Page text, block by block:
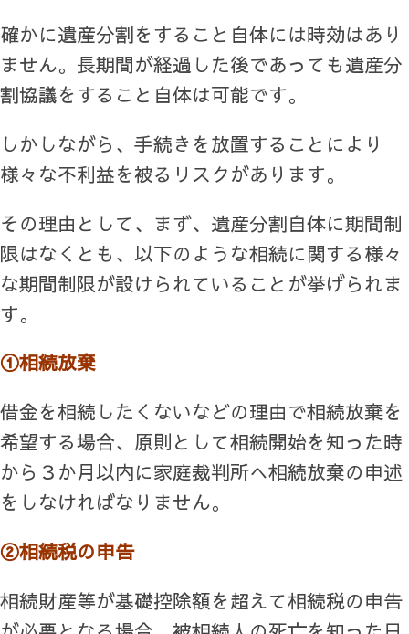
確かに遺産分割をすること自体には時効はあり
ません。長期間が経過した後であっても遺産分
割協議をすること自体は可能です。
しかしながら、手続きを放置することにより
様々な不利益を被るリスクがあります。
その理由として、まず、遺産分割自体に期間制
限はなくとも、以下のような相続に関する様々
な期間制限が設けられていることが挙げられま
す。
①相続放棄
借金を相続したくないなどの理由で相続放棄を
希望する場合、原則として相続開始を知った時
から３か月以内に家庭裁判所へ相続放棄の申述
をしなければなりません。
②相続税の申告
相続財産等が基礎控除額を超えて相続税の申告